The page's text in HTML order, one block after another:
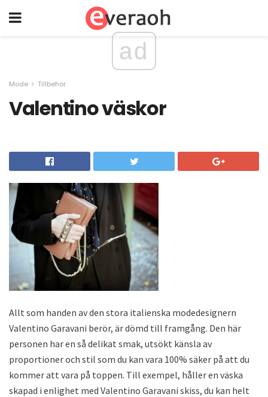
ad
Mode Tillbehör
Valentino väskor
Allt som handen av den stora italienska modedesignern
Valentino Garavani berör, är dömd till framgång. Den här
personen har en så delikat smak, utsökt känsla av
proportioner och stil som du kan vara 100% säker på att du
kommer att vara på toppen. Till exempel, håller en väska
skapad i enlighet med Valentino Garavani skiss, du kan helt